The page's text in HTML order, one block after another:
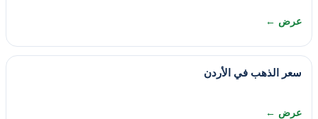
عرض ←
سعر الذهب في الأردن
عرض ←